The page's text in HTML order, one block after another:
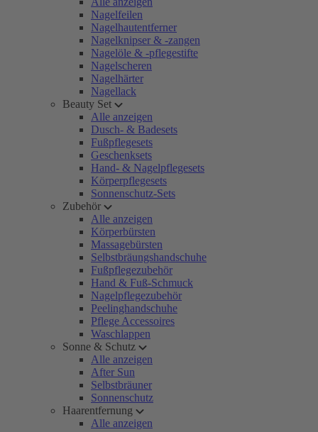
Nagelfeilen
Nagelhautentferner
Nagelknipser & -zangen
Nagelöle & -pflegestifte
Nagelscheren
Nagelhärter
Nagellack
Beauty Set
Alle anzeigen
Dusch- & Badesets
Fußpflegesets
Geschenksets
Hand- & Nagelpflegesets
Körperpflegesets
Sonnenschutz-Sets
Zubehör
Alle anzeigen
Körperbürsten
Massagebürsten
Selbstbräungshandschuhe
Fußpflegezubehör
Hand & Fuß-Schmuck
Nagelpflegezubehör
Peelinghandschuhe
Pflege Accessoires
Waschlappen
Sonne & Schutz
Alle anzeigen
After Sun
Selbstbräuner
Sonnenschutz
Haarentfernung
Alle anzeigen